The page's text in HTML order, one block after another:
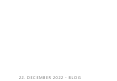
22. DECEMBER 2022 BLOG